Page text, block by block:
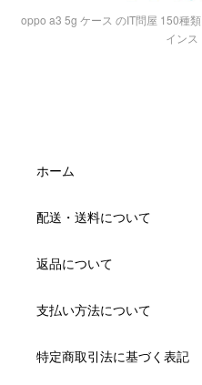
oppo a3 5g ケース のIT問屋 150種
インス
ホーム
配送・送料について
返品について
支払い方法について
特定商取引法に基づく表記